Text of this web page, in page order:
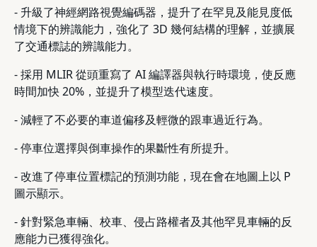
- 升級了神經網路視覺編碼器，提升了在罕見及能見度低
情境下的辨識能力，強化了 3D 幾何結構的理解，並擴展
了交通標誌的辨識能力。
- 採用 MLIR 從頭重寫了 AI 編譯器與執行時環境，使反應
時間加快 20%，並提升了模型迭代速度。
- 減輕了不必要的車道偏移及輕微的跟車過近行為。
- 停車位選擇與倒車操作的果斷性有所提升。
- 改進了停車位置標記的預測功能，現在會在地圖上以 P
圖示顯示。
- 針對緊急車輛、校車、侵占路權者及其他罕見車輛的反
應能力已獲得強化。